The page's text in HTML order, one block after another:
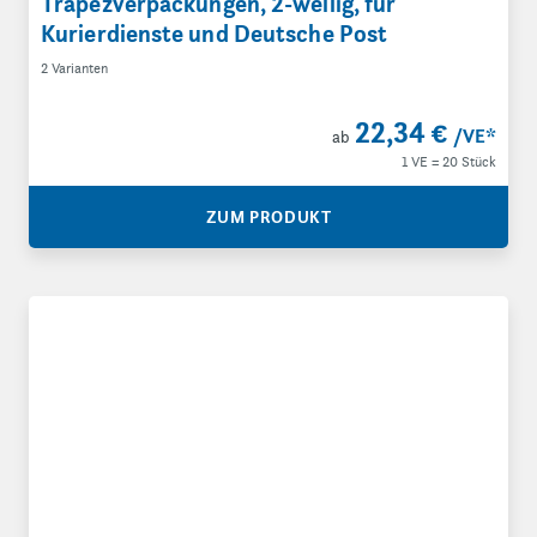
Kurierdienste und Deutsche Post
2 Varianten
ab 22,34 € /VE*
1 VE = 20 Stück
ZUM PRODUKT